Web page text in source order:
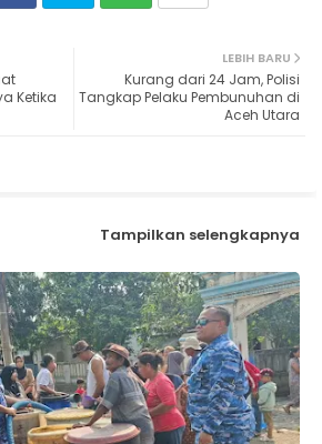
ats
LEBIH BARU
Kurang dari 24 Jam, Polisi
Tangkap Pelaku Pembunuhan di
Aceh Utara
Ketika
Tampilkan selengkapnya